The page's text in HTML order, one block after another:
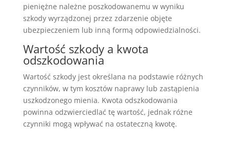
pieniężne należne poszkodowanemu w wyniku
szkody wyrządzonej przez zdarzenie objęte
ubezpieczeniem lub inną formą odpowiedzialności.
Wartość szkody a kwota
odszkodowania
Wartość szkody jest określana na podstawie różnych
czynników, w tym kosztów naprawy lub zastąpienia
uszkodzonego mienia. Kwota odszkodowania
powinna odzwierciedlać tę wartość, jednak różne
czynniki mogą wpływać na ostateczną kwotę.